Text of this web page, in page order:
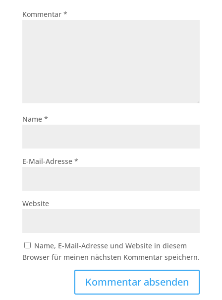
Kommentar *
Name *
E-Mail-Adresse *
Website
Name, E-Mail-Adresse und Website in diesem
Browser für meinen nächsten Kommentar speichern.